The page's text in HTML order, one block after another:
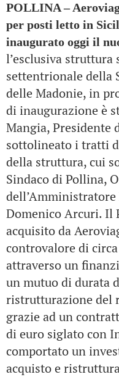
POLLINA –
per posti letto in
inaugurato oggi il
l’esclusiva struttura
settentrionale della
delle Madonie, in
di inaugurazione è
Mangia, Presidente
sottolineato i tratti
della struttura, cui
Sindaco di Pollina,
Domenico Arcuri. Il
acquisito da
controvalore di
attraverso un
un mutuo di durata
ristrutturazione del
grazie ad un
di euro siglato con
comportato un
acquisto e